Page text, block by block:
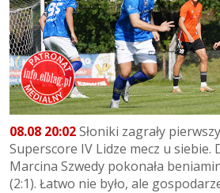
08.08 20:02Słoniki zagrały
Superscore IV Lidze mecz u
Marcina Szwedy pokonała
(2:1). Łatwo nie było, ale